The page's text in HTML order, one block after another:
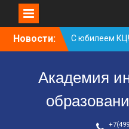
Новости:
С юбилеем КЦ!
Заседание
группа
Академия